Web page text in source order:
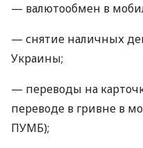
— валютообмен в
— снятие наличных
Украины;
— переводы на
переводе в гривне в
ПУМБ);